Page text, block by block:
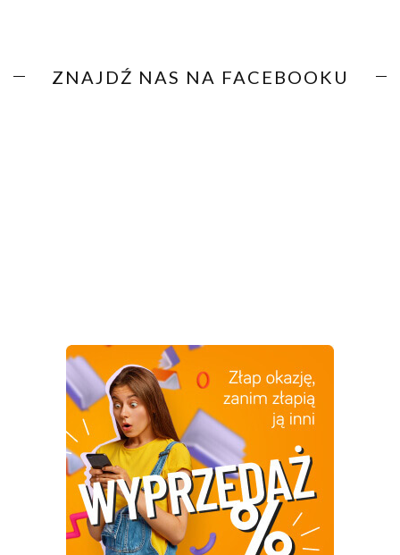
ZNAJDŹ NAS NA FACEBOOKU